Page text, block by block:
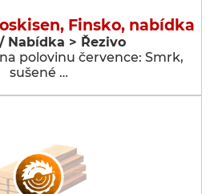
Finsko, nabídka
Nabídka > Řezivo
polovinu července: Smrk,
sušené …